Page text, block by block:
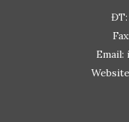
ĐT:
Email: